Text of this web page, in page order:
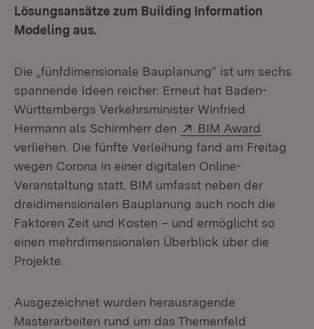
Lösungsansätze zum Building Information
Modeling aus.
Die „fünfdimensionale Bauplanung“ ist um sechs
spannende Ideen reicher: Erneut hat Baden-
Württembergs Verkehrsminister Winfried
Hermann als Schirmherr den
Extern:
BIM Award
verliehen. Die fünfte Verleihung fand am Freitag
wegen Corona in einer digitalen Online-
Veranstaltung statt. BIM umfasst neben der
dreidimensionalen Bauplanung auch noch die
Faktoren Zeit und Kosten – und ermöglicht so
einen mehrdimensionalen Überblick über die
Projekte.
Ausgezeichnet wurden herausragende
Masterarbeiten rund um das Themenfeld